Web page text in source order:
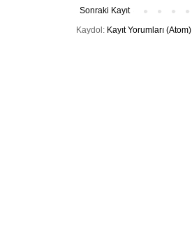
Sonraki Kayıt
Kaydol: Kayıt Yorumları (Atom)